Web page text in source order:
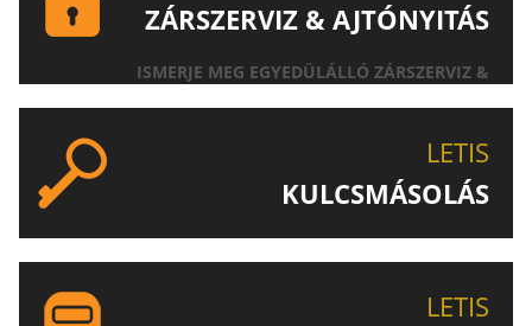
ZÁRSZERVIZ & AJTÓNYITÁS
ISMERJE MEG EGYEDÜLÁLLÓ ZÁRSZERVIZ &
LETIS
KULCSMÁSOLÁS
LETIS